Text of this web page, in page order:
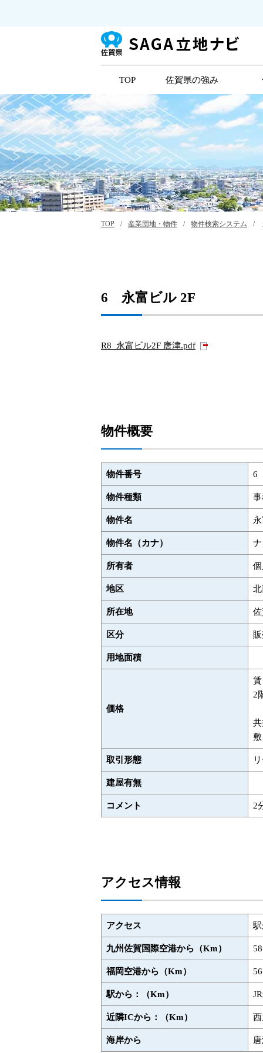
TOP 佐賀県の強み
TOP / 産業団地・物件 / 物件検索システム /
6 永富ビル 2F
R8_永富ビル2F 唐津.pdf
物件概要
物件番号 6
物件種類
物件名
物件名（カナ）
所有者
地区
所在地
区分
用地面積
価格
2
取引形態
建屋有無
コメント 2
アクセス情報
アクセス
九州佐賀国際空港から（Km）
福岡空港から（Km）
駅から：（Km）
近隣ICから：（Km）
海岸から